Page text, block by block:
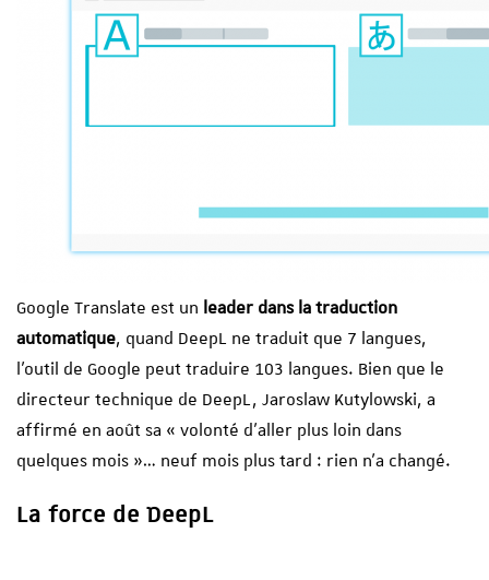
Google Translate est un leader dans la traduction
automatique, quand DeepL ne traduit que 7 langues,
l’outil de Google peut traduire 103 langues. Bien que le
directeur technique de DeepL, Jaroslaw Kutylowski, a
affirmé en août sa « volonté d’aller plus loin dans
quelques mois »… neuf mois plus tard : rien n’a changé.
La force de DeepL